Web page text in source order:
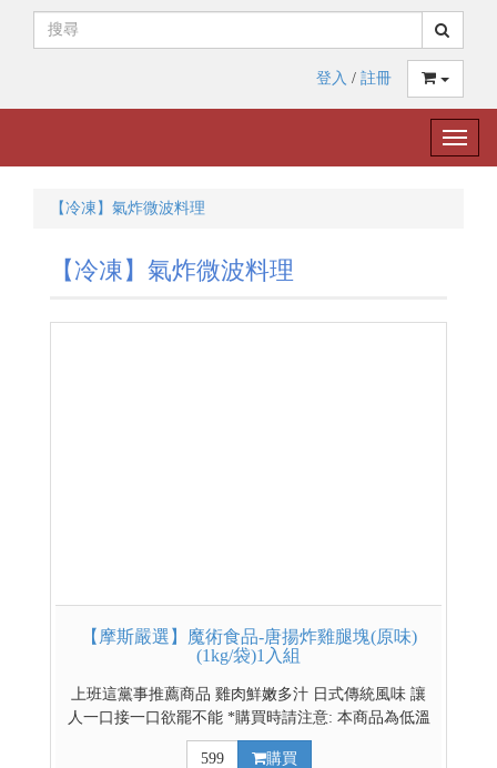
登入 / 註冊
Toggle
【冷凍】氣炸微波料理
【冷凍】氣炸微波料理
【摩斯嚴選】魔術食品-唐揚炸雞腿塊(原味)
(1kg/袋)1入組
上班這黨事推薦商品 雞肉鮮嫩多汁 日式傳統風味 讓
人一口接一口欲罷不能 *購買時請注意: 本商品為低溫
冷藏(凍)商品 其他低溫熟食賣場
599
購買